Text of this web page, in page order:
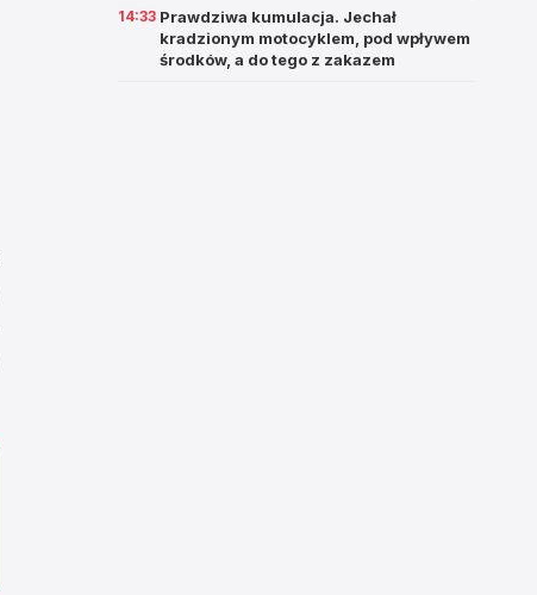
14:33 Prawdziwa kumulacja. Jechał
kradzionym motocyklem, pod wpływem
środków, a do tego z zakazem